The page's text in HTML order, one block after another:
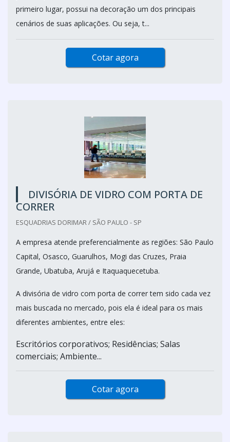
primeiro lugar, possui na decoração um dos principais
cenários de suas aplicações. Ou seja, t...
Cotar agora
DIVISÓRIA DE VIDRO COM PORTA DE
CORRER
ESQUADRIAS DORIMAR / SÃO PAULO - SP
A empresa atende preferencialmente as regiões: São Paulo
Capital, Osasco, Guarulhos, Mogi das Cruzes, Praia
Grande, Ubatuba, Arujá e Itaquaquecetuba.
A divisória de vidro com porta de correr tem sido cada vez
mais buscada no mercado, pois ela é ideal para os mais
diferentes ambientes, entre eles:
Escritórios corporativos; Residências; Salas
comerciais; Ambiente...
Cotar agora